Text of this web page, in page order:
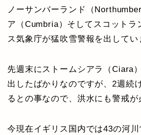
ノーサンバーランド（
ア（Cumbria）そしてスコットラ
ス気象庁が猛吹雪警報を出してい
先週末にストームシアラ（Ciara
出したばかりなのですが、2週続
るとの事なので、洪水にも警戒が
今現在イギリス国内では43の河